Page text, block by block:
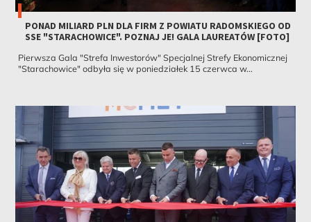
PONAD MILIARD PLN DLA FIRM Z POWIATU RADOMSKIEGO OD
SSE "STARACHOWICE". POZNAJ JE! GALA LAUREATÓW [FOTO]
Pierwsza Gala "Strefa Inwestorów" Specjalnej Strefy Ekonomicznej
"Starachowice" odbyła się w poniedziałek 15 czerwca w...